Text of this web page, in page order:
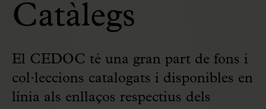
Catàlegs
El CEDOC té una gran part de fons i
col·leccions catalogats i disponibles en
línia als enllaços respectius dels